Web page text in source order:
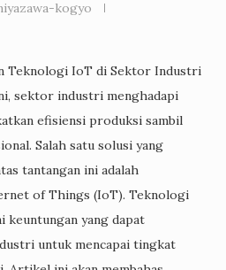
kogyo
Teknologi IoT di Sektor Industri
sektor industri menghadapi
efisiensi produksi sambil
Salah satu solusi yang
tantangan ini adalah
of Things (IoT). Teknologi
keuntungan yang dapat
untuk mencapai tingkat